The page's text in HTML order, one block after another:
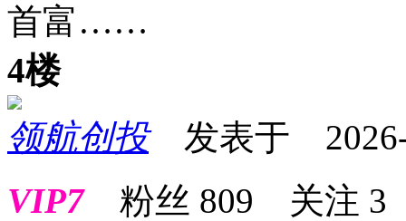
首富……
4楼
领航创投发表于 2026-
VIP7粉丝 809 关注 3